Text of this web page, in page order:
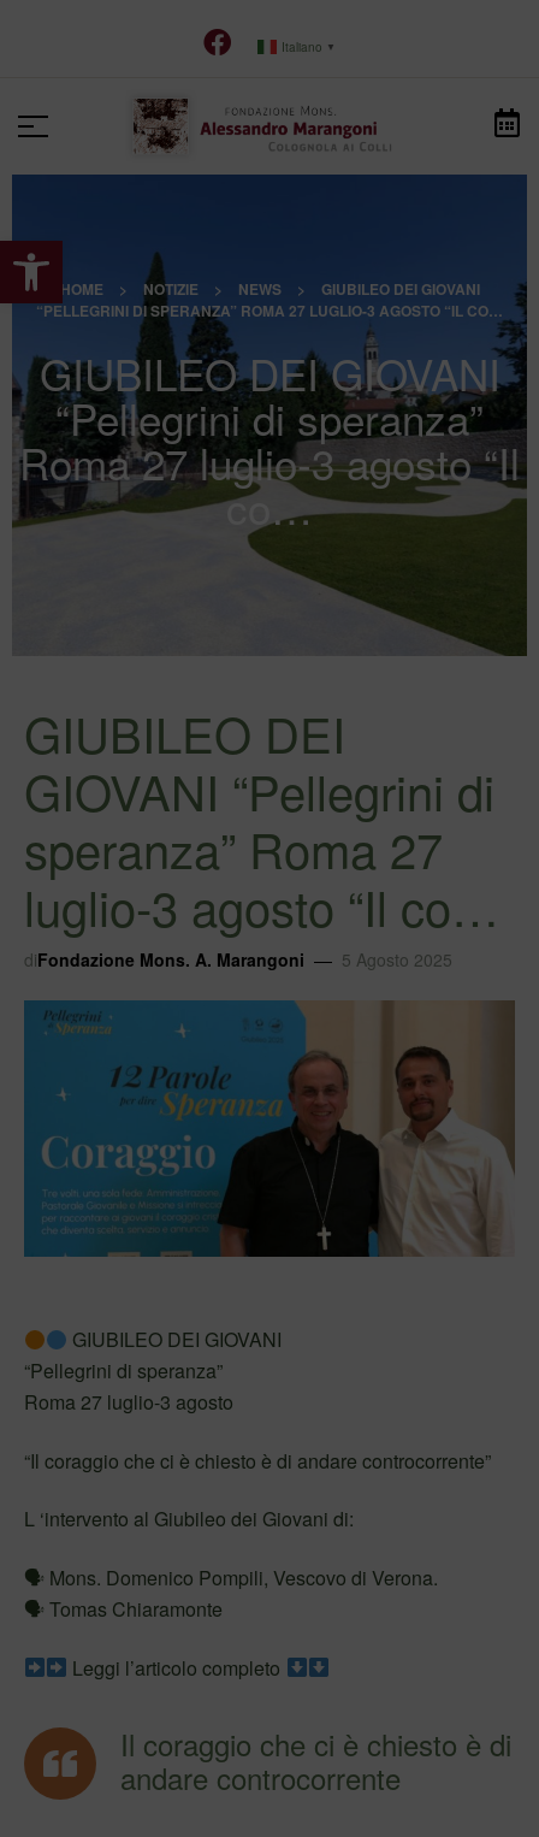
Apri la barra degli strumenti
Italiano ▼
HOME > NOTIZIE > NEWS >
GIUBILEO DEI GIOVANI
“PELLEGRINI DI SPERANZA” ROMA 27 LUGLIO-3 AGOSTO “IL CO…
GIUBILEO DEI GIOVANI
“Pellegrini di speranza”
Roma 27 luglio-3 agosto “Il
co…
GIUBILEO DEI
GIOVANI “Pellegrini di
speranza” Roma 27
luglio-3 agosto “Il co…
diFondazione Mons. A. Marangoni 5 Agosto 2025
GIUBILEO DEI GIOVANI
“Pellegrini di speranza”
Roma 27 luglio-3 agosto
“Il coraggio che ci è chiesto è di andare controcorrente”
L ‘intervento al Giubileo dei Giovani di:
🗣 Mons. Domenico Pompili, Vescovo di Verona.
🗣 Tomas Chiaramonte
Leggi l’articolo completo
Il coraggio che ci è chiesto è di
andare controcorrente